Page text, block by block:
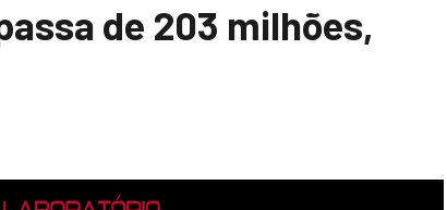
de 203 milhões,